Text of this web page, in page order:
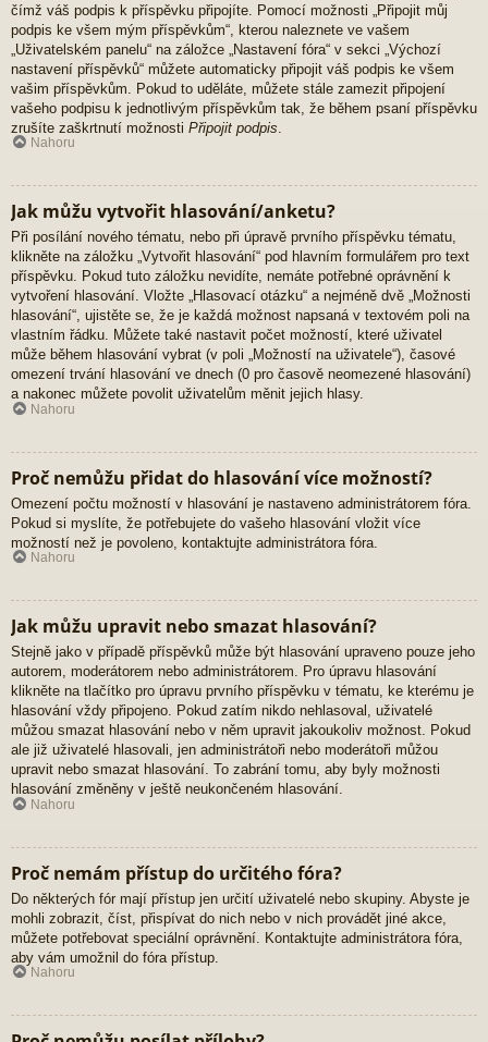
čímž váš podpis k příspěvku připojíte. Pomocí možnosti „Připojit můj
podpis ke všem mým příspěvkům“, kterou naleznete ve vašem
„Uživatelském panelu“ na záložce „Nastavení fóra“ v sekci „Výchozí
nastavení příspěvků“ můžete automaticky připojit váš podpis ke všem
vašim příspěvkům. Pokud to uděláte, můžete stále zamezit připojení
vašeho podpisu k jednotlivým příspěvkům tak, že během psaní příspěvku
zrušíte zaškrtnutí možnosti Připojit podpis
Nahoru
Jak můžu vytvořit hlasování/anketu?
Při posílání nového tématu, nebo při úpravě prvního příspěvku tématu,
klikněte na záložku „Vytvořit hlasování“ pod hlavním formulářem pro text
příspěvku. Pokud tuto záložku nevidíte, nemáte potřebné oprávnění k
vytvoření hlasování. Vložte „Hlasovací otázku“ a nejméně dvě „Možnosti
hlasování“, ujistěte se, že je každá možnost napsaná v textovém poli na
vlastním řádku. Můžete také nastavit počet možností, které uživatel
může během hlasování vybrat (v poli „Možností na uživatele“), časové
omezení trvání hlasování ve dnech (0 pro časově neomezené hlasování)
a nakonec můžete povolit uživatelům měnit jejich hlasy.
Nahoru
Proč nemůžu přidat do hlasování více možností?
Omezení počtu možností v hlasování je nastaveno administrátorem fóra.
Pokud si myslíte, že potřebujete do vašeho hlasování vložit více
možností než je povoleno, kontaktujte administrátora fóra.
Nahoru
Jak můžu upravit nebo smazat hlasování?
Stejně jako v případě příspěvků může být hlasování upraveno pouze jeho
autorem, moderátorem nebo administrátorem. Pro úpravu hlasování
klikněte na tlačítko pro úpravu prvního příspěvku v tématu, ke kterému je
hlasování vždy připojeno. Pokud zatím nikdo nehlasoval, uživatelé
můžou smazat hlasování nebo v něm upravit jakoukoliv možnost. Pokud
ale již uživatelé hlasovali, jen administrátoři nebo moderátoři můžou
upravit nebo smazat hlasování. To zabrání tomu, aby byly možnosti
hlasování změněny v ještě neukončeném hlasování.
Nahoru
Proč nemám přístup do určitého fóra?
Do některých fór mají přístup jen určití uživatelé nebo skupiny. Abyste je
mohli zobrazit, číst, přispívat do nich nebo v nich provádět jiné akce,
můžete potřebovat speciální oprávnění. Kontaktujte administrátora fóra,
aby vám umožnil do fóra přístup.
Nahoru